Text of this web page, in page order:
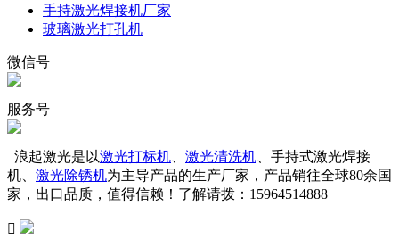
手持激光焊接机厂家
玻璃激光打孔机
微信号
服务号
浪起激光是以激光打标机 激光清洗机 、手持式激光焊接
机、 激光除锈机为主导产品的生产厂家，产品销往全球80余国
家，出口品质，值得信赖！了解请拨：15964514888
